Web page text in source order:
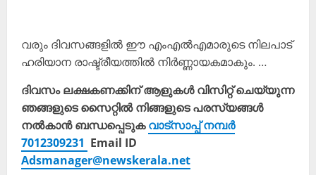
വരും ദിവസങ്ങളിൽ ഈ എംഎൽഎമാരുടെ നിലപാട്
ഹരിയാന രാഷ്ട്രീയത്തിൽ നിർണ്ണായകമാകും. …
ദിവസം ലക്ഷകണക്കിന് ആളുകൾ വിസിറ്റ് ചെയ്യുന്ന
ഞങ്ങളുടെ സൈറ്റിൽ നിങ്ങളുടെ പരസ്യങ്ങൾ
നൽകാൻ ബന്ധപ്പെടുകവാട്സാപ്പ് നമ്പർ
7012309231 Email ID
Adsmanager@newskerala.net